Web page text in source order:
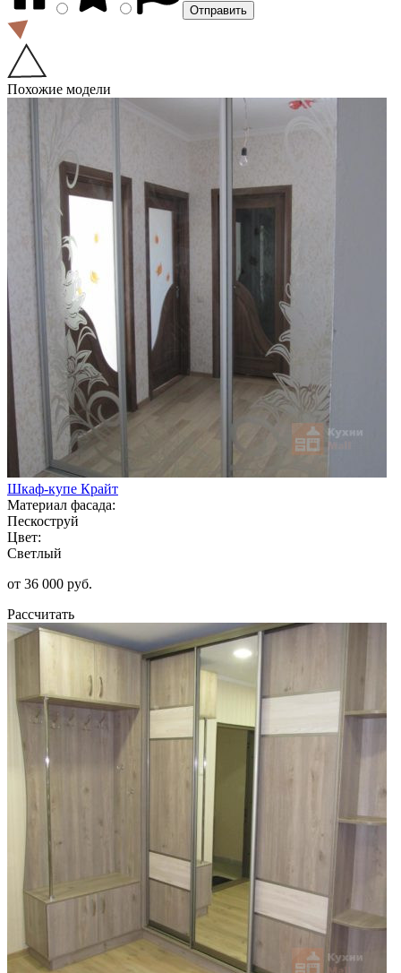
Похожие модели
Шкаф-купе Крайт
Материал фасада:
Пескоструй
Цвет:
Светлый
от 36 000 руб.
Рассчитать